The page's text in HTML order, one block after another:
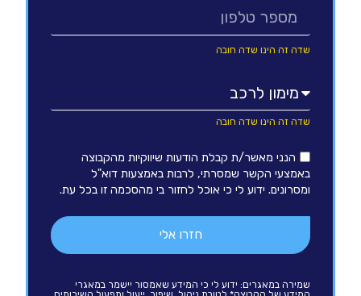
הנני מאשר/ת קבלת הודעות שיווקיות מהקבוצה
באמצעי הקשר שמסרתי, לרבות באמצעות דוא"ל
ומסרונים. ידוע לי כי אוכל לחזור בי מהסכמה זו בכל עת.
חזרו אלי
שמירה במאגרים: ידוע לי כי המידע שאמסור יישמר במאגרי